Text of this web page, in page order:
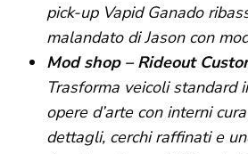
pick-up Vapid Ganado
malandato di Jason con
Mod shop – Rideout
Trasforma veicoli standard
opere d’arte con interni
dettagli, cerchi raffinati e